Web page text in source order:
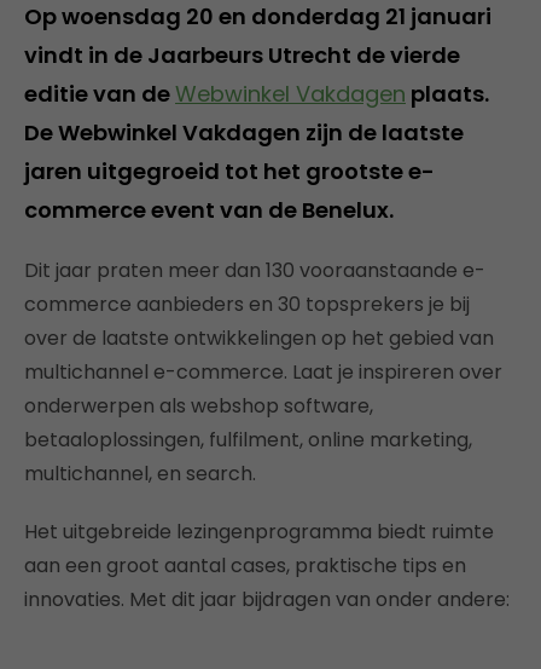
Op woensdag 20 en donderdag 21 januari
vindt in de Jaarbeurs Utrecht de vierde
editie van deWebwinkel Vakdagen plaats.
De Webwinkel Vakdagen zijn de laatste
jaren uitgegroeid tot het grootste e-
commerce event van de Benelux.
Dit jaar praten meer dan 130 vooraanstaande e-
commerce aanbieders en 30 topsprekers je bij
over de laatste ontwikkelingen op het gebied van
multichannel e-commerce. Laat je inspireren over
onderwerpen als webshop software,
betaaloplossingen, fulfilment, online marketing,
multichannel, en search.
Het uitgebreide lezingenprogramma biedt ruimte
aan een groot aantal cases, praktische tips en
innovaties. Met dit jaar bijdragen van onder andere: